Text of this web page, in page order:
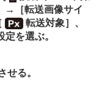
グする（スマ
→
［転送画像サイ
転送対象］ 、
定を選ぶ。
せる。